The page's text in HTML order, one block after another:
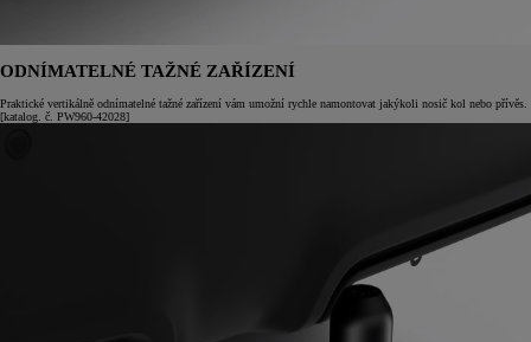
ODNÍMATELNÉ TAŽNÉ ZAŘÍZENÍ
Praktické vertikálně odnímatelné tažné zařízení vám umožní rychle namontovat jakýkoli nosič kol nebo přívěs.
[katalog. č. PW960-42028]